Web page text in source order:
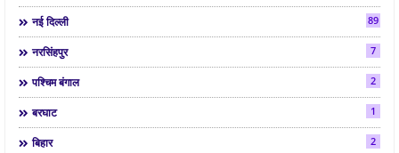
नई दिल्ली 89
नरसिंहपुर 7
पश्चिम बंगाल 2
बरघाट 1
बिहार 2